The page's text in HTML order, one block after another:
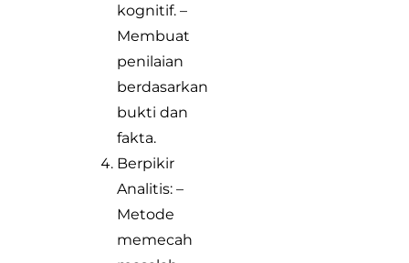
kognitif. –
Membuat
penilaian
berdasarkan
bukti dan
fakta.
Berpikir
Analitis: –
Metode
memecah